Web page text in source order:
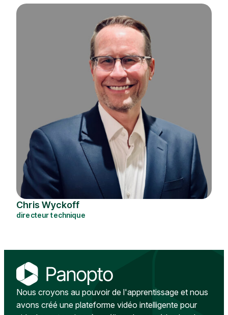
directeur technique
Chris Wyckoff
Nous croyons au pouvoir de l'apprentissage et nous
avons créé une plateforme vidéo intelligente pour